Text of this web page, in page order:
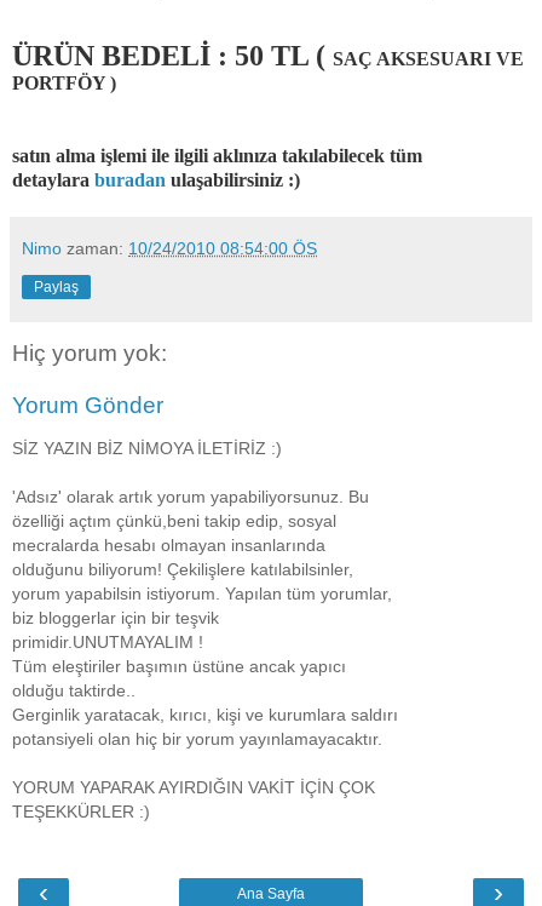
ÜRÜN BEDELİ : 50 TL ( SAÇ AKSESUARI VE
PORTFÖY )
satın alma işlemi ile ilgili aklınıza takılabilecek tüm
detaylara buradan ulaşabilirsiniz :)
Nimo zaman: 10/24/2010 08:54:00 ÖS
Paylaş
Hiç yorum yok:
Yorum Gönder
SİZ YAZIN BİZ NİMOYA İLETİRİZ :)
'Adsız' olarak artık yorum yapabiliyorsunuz. Bu
özelliği açtım çünkü,beni takip edip, sosyal
mecralarda hesabı olmayan insanlarında
olduğunu biliyorum! Çekilişlere katılabilsinler,
yorum yapabilsin istiyorum. Yapılan tüm yorumlar,
biz bloggerlar için bir teşvik
primidir.UNUTMAYALIM !
Tüm eleştiriler başımın üstüne ancak yapıcı
olduğu taktirde..
Gerginlik yaratacak, kırıcı, kişi ve kurumlara saldırı
potansiyeli olan hiç bir yorum yayınlamayacaktır.
YORUM YAPARAK AYIRDIĞIN VAKİT İÇİN ÇOK
TEŞEKKÜRLER :)
‹ ›
Ana Sayfa